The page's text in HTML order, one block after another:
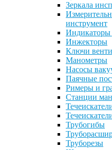
Зеркала
инструмент
Инжекторы
Ключи
Манометры
Насосы
Паячные
Римеры и
Станции
Трубогибы
Труборезы